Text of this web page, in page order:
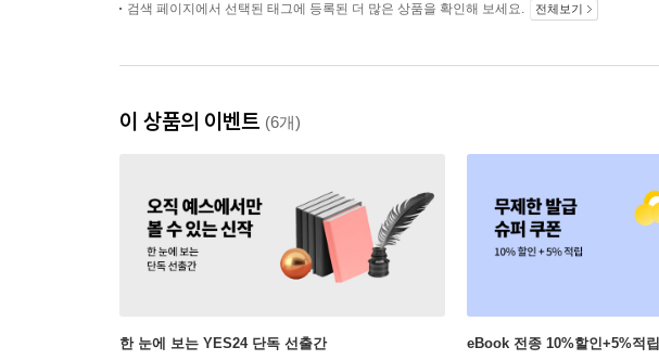
검색 페이지에서 선택된 태그에 등록된 더 많은 상품을 확인해 보세요. 전체보기
이 상품의 이벤트 (6개)
한 눈에 보는 YES24 단독 선출간 eBook 전종 10%할인+5%적